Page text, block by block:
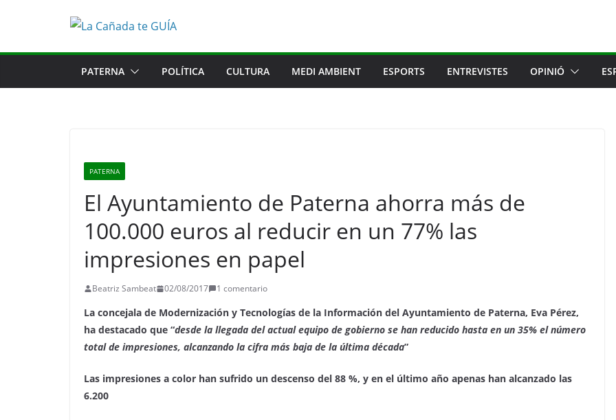
PATERNA POLÍTICA CULTURA MEDI AMBIENT ESPORTS ENTREVISTES OPINIÓ
PATERNA
El Ayuntamiento de Paterna ahorra más de
100.000 euros al reducir en un 77% las
impresiones en papel
Beatriz Sambeat 02/08/2017 1 comentario
La concejala de Modernización y Tecnologías de la Información del Ayuntamiento de Paterna, Eva Pérez,
ha destacado que “desde la llegada del actual equipo de gobierno se han reducido hasta en un 35% el número
total de impresiones, alcanzando la cifra más baja de la última década”
Las impresiones a color han sufrido un descenso del 88 %, y en el último año apenas han alcanzado las
6.200